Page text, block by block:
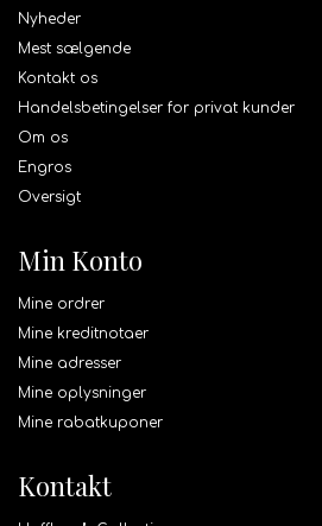
Nyheder
Mest sælgende
Kontakt os
Handelsbetingelser for privat kunder
Om os
Engros
Oversigt
Min Konto
Mine ordrer
Mine kreditnotaer
Mine adresser
Mine oplysninger
Mine rabatkuponer
Kontakt